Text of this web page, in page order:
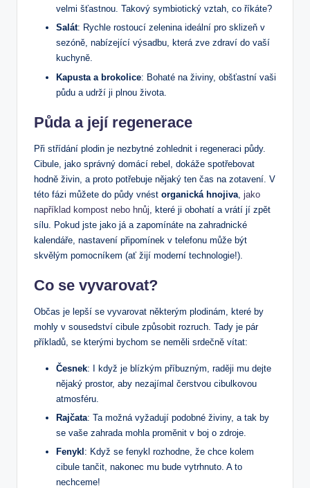
velmi šťastnou. Takový symbiotický vztah, co říkáte?
Salát: Rychle rostoucí zelenina ideální pro sklizeň v
sezóně, nabízející výsadbu, která zve zdraví do vaší
kuchyně.
Kapusta a brokolice: Bohaté na živiny, obšťastní vaši
půdu a udrží ji plnou života.
Půda a její regenerace
Při střídání plodin je nezbytné zohlednit i regeneraci půdy.
Cibule, jako správný domácí rebel, dokáže spotřebovat
hodně živin, a proto potřebuje nějaký ten čas na zotavení. V
této fázi můžete do půdy vnést organická hnojiva jako
například kompost nebo hnůj , které ji obohatí a vrátí jí zpět
sílu. Pokud jste jako já a zapomínáte na zahradnické
kalendáře, nastavení připomínek v telefonu může být
skvělým pomocníkem (ať žijí moderní technologie!).
Co se vyvarovat?
Občas je lepší se vyvarovat některým plodinám, které by
mohly v sousedství cibule způsobit rozruch. Tady je pár
příkladů, se kterými bychom se neměli srdečně vítat:
Česnek: I když je blízkým příbuzným, raději mu dejte
nějaký prostor, aby nezajímal čerstvou cibulkovou
atmosféru.
Rajčata: Ta možná vyžadují podobné živiny, a tak by
se vaše zahrada mohla proměnit v boj o zdroje.
Fenykl: Když se fenykl rozhodne, že chce kolem
cibule tančit, nakonec mu bude vytrhnuto. A to
nechceme!